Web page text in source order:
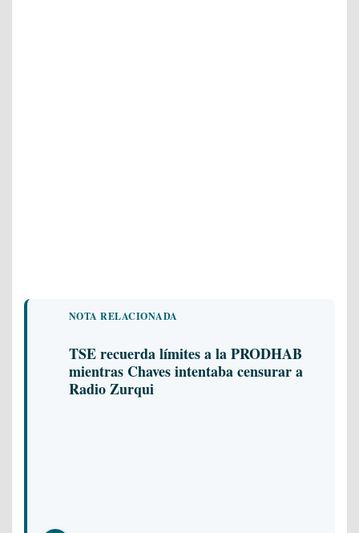
NOTA RELACIONADA
TSE recuerda límites a la PRODHAB
mientras Chaves intentaba censurar a
Radio Zurqui